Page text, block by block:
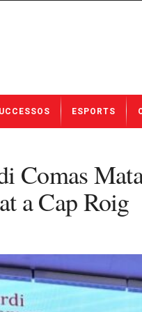
ESPORTS
Comas
a Cap Roig